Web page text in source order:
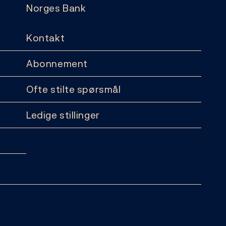
Norges Bank
Kontakt
Abonnement
Ofte stilte spørsmål
Ledige stillinger